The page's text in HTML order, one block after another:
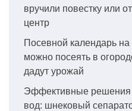
вручили повестку или
центр
Посевной календарь на
можно посеять в
дадут урожай
Эффективные решения
вод: шнековый